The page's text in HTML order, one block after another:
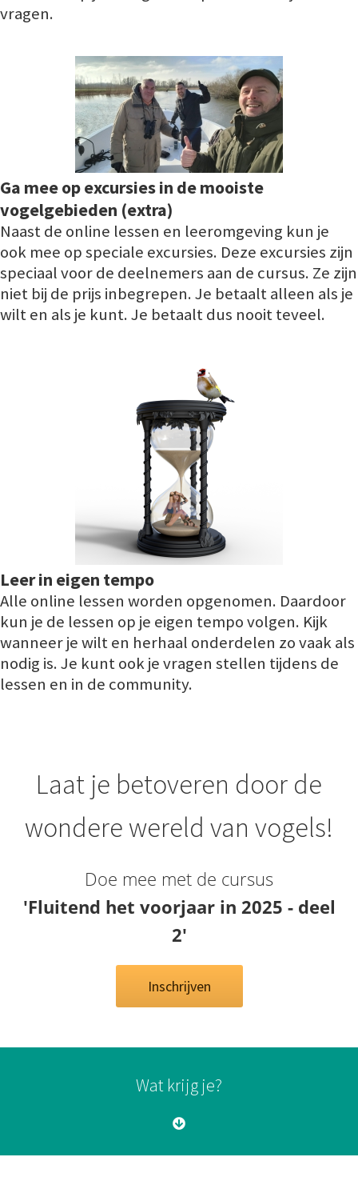
vragen.
Ga mee op excursies in de mooiste
vogelgebieden (extra)
Naast de online lessen en leeromgeving kun je
ook mee op speciale excursies. Deze excursies zijn
speciaal voor de deelnemers aan de cursus. Ze zijn
niet bij de prijs inbegrepen. Je betaalt alleen als je
wilt en als je kunt. Je betaalt dus nooit teveel.
Leer in eigen tempo
Alle online lessen worden opgenomen. Daardoor
kun je de lessen op je eigen tempo volgen. Kijk
wanneer je wilt en herhaal onderdelen zo vaak als
nodig is. Je kunt ook je vragen stellen tijdens de
lessen en in de community.
Laat je betoveren door de
wondere wereld van vogels!
Doe mee met de cursus
'Fluitend het voorjaar in 2025 - deel
2'
Inschrijven
Wat krijg je?